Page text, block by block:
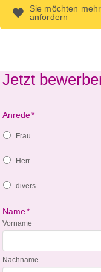
Sie möchten
anfordern
Jetzt
Anrede*
Frau
Herr
divers
Name*
Vorname
Nachname